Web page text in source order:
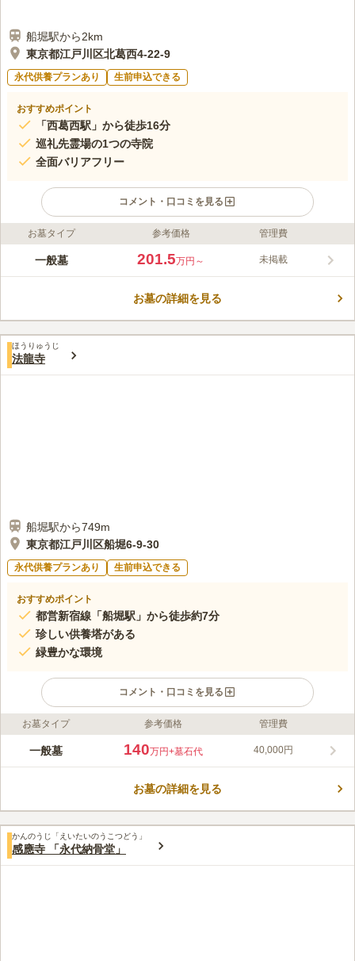
船堀駅から2km
東京都江戸川区北葛西4-22-9
永代供養プランあり 生前申込できる
おすすめポイント
「西葛西駅」から徒歩16分
巡礼先霊場の1つの寺院
全面バリアフリー
コメント・口コミを見る
ライフドット編集部のコメント
明光山龍光寺は、区の登録無形文化財である『葛西大師まいり』
ているので、天気の悪い日はバスの利用もおススメです。 全面
口コミ評価
この霊園はまだ誰からも評価されていません。
お墓タイプ 参考価格 管理費
一般墓 201.5万円～ 未掲載
お墓の詳細を見る
ほうりゅうじ
法龍寺
船堀駅から749m
東京都江戸川区船堀6-9-30
永代供養プランあり 生前申込できる
おすすめポイント
都営新宿線「船堀駅」から徒歩約7分
珍しい供養塔がある
緑豊かな環境
コメント・口コミを見る
ライフドット編集部のコメント
都営新宿線「船堀駅」からは歩いて7分、都営バス「陣屋橋バス
剛像庚申塔は1654年に造立された歴史あるものです。 また保育
口コミ評価
この霊園はまだ誰からも評価されていません。
お墓タイプ 参考価格 管理費
一般墓 140万円+墓石代 40,000円
お墓の詳細を見る
かんのうじ「えいたいのうこつどう」
感應寺 「永代納骨堂」